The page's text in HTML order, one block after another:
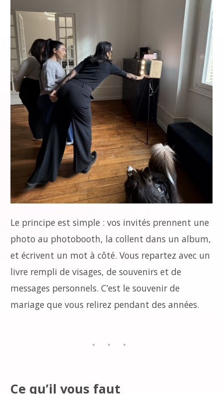
Le principe est simple : vos invités prennent une
photo au photobooth, la collent dans un album,
et écrivent un mot à côté. Vous repartez avec un
livre rempli de visages, de souvenirs et de
messages personnels. C’est le souvenir de
mariage que vous relirez pendant des années.
Ce qu’il vous faut